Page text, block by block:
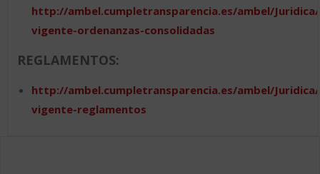
http://ambel.cumpletransparencia.es/ambel/
vigente-ordenanzas-consolidadas
REGLAMENTOS:
http://ambel.cumpletransparencia.es/ambel/
vigente-reglamentos